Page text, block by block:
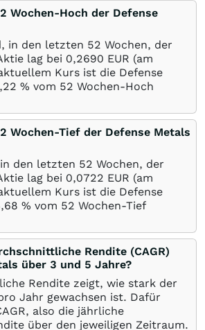
Wochen-Hoch der Defense
in den letzten 52 Wochen, der
lag bei 0,2690 EUR (am
Kurs ist die Defense
% vom 52 Wochen-Hoch
Wochen-Tief der Defense Metals
den letzten 52 Wochen, der
lag bei 0,0722 EUR (am
Kurs ist die Defense
% vom 52 Wochen-Tief
Rendite (CAGR)
über 3 und 5 Jahre?
Rendite zeigt, wie stark der
Jahr gewachsen ist. Dafür
also die jährliche
über den jeweiligen Zeitraum.